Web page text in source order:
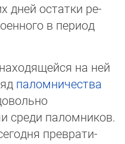
дней остатки ре­
в период
на ней
паломничества
среди паломников.
преврати­